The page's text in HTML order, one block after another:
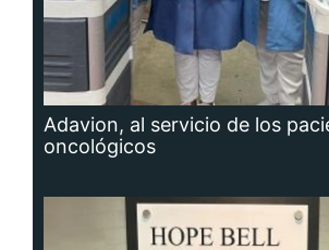
Adavion, al servicio de los
oncológicos